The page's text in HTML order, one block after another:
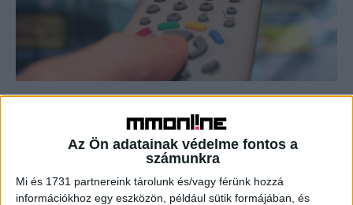
Az Ön adatainak védelme fontos a
számunkra
Mi és 1731 partnereink tárolunk és/vagy férünk hozzá
információkhoz egy eszközön, például sütik formájában, és
Hamarosan érkezik a Ki vele! új évada
Január 20-án 2. évadával tér vissza a VIASAT3 és a WMN
közös tabudöntő talkshowja, a Ki vele!. A formátum
letisztultabb képi világgal és megújult...